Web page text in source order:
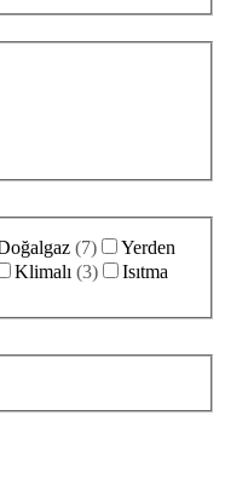
(7)
Yerden
Klimalı (3)
Isıtma